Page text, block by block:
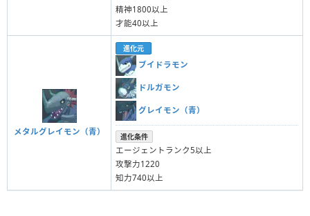
精神1800以上
才能40以上
メタルグレイモン（青）
進化元
ブイドラモン
ドルガモン
グレイモン（青）
進化条件
エージェントランク5以上
攻撃力1220
知力740以上